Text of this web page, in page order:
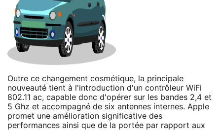
Outre ce changement cosmétique, la principale
nouveauté tient à l'introduction d'un contrôleur WiFi
802.11 ac, capable donc d'opérer sur les bandes 2,4 et
5 Ghz et accompagné de six antennes internes. Apple
promet une amélioration significative des
performances ainsi que de la portée par rapport aux